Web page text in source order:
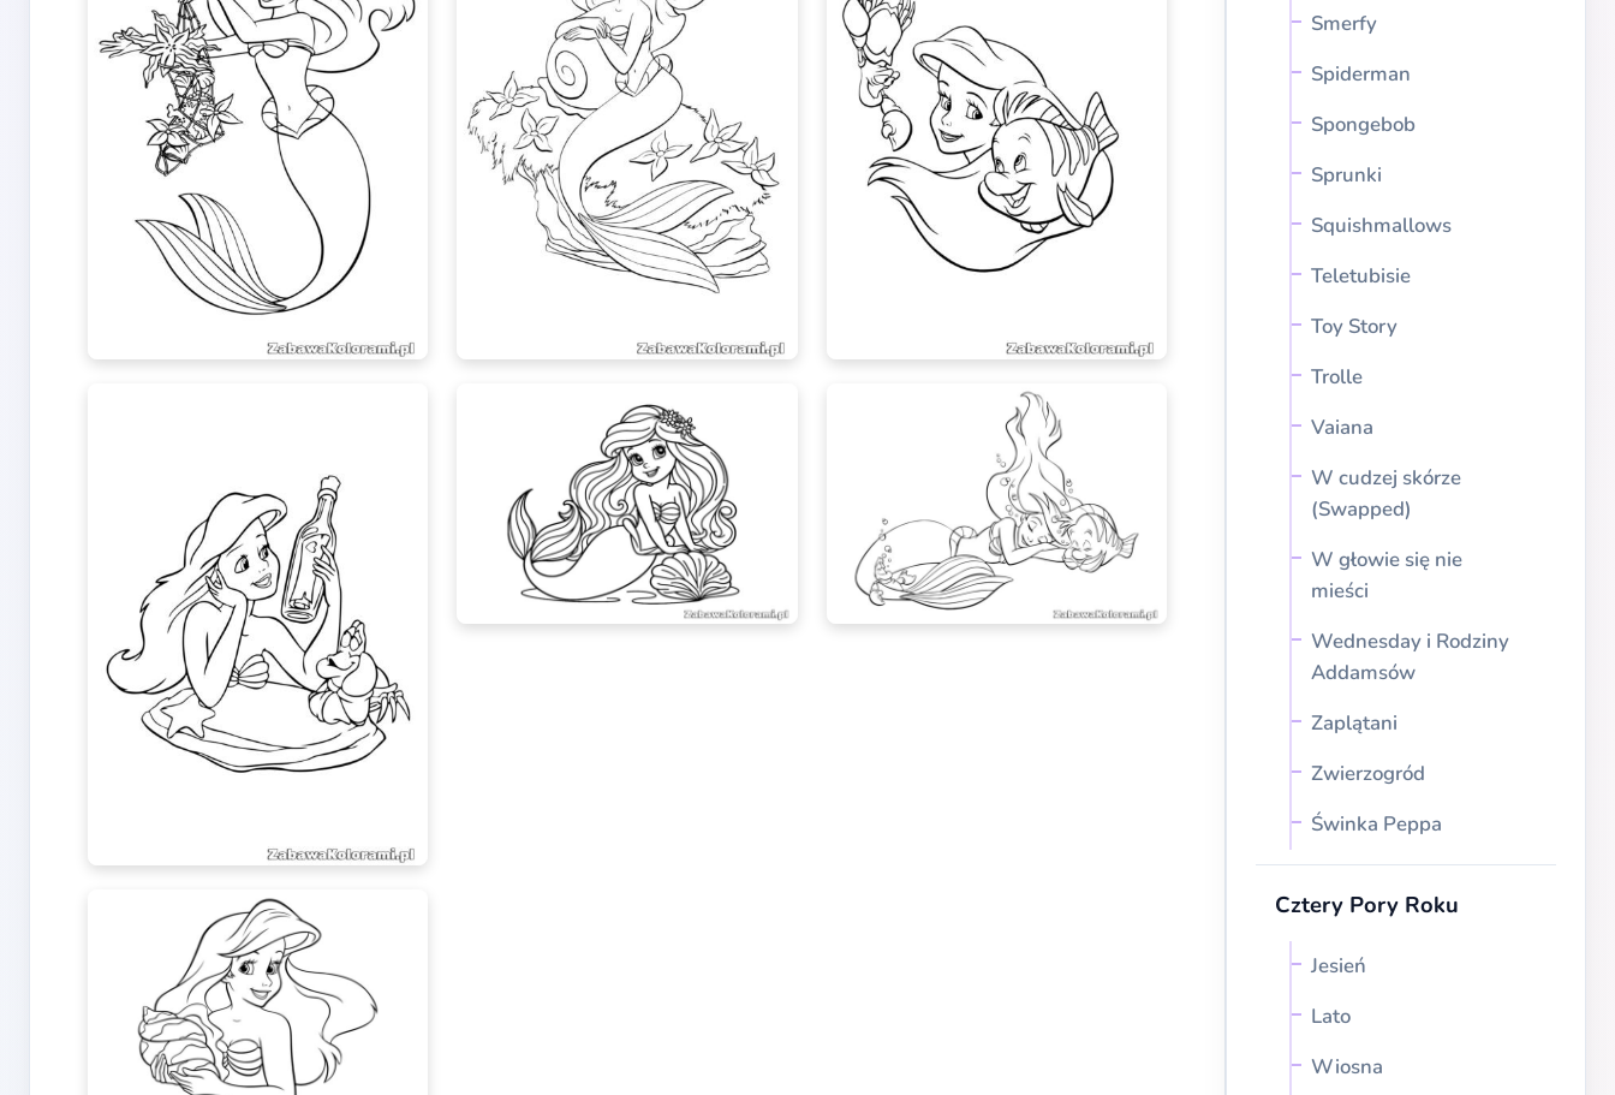
Smerfy
Spiderman
Spongebob
Sprunki
Squishmallows
Teletubisie
Toy Story
Trolle
Vaiana
W cudzej skórze
(Swapped)
W głowie się nie
mieści
Wednesday i Rodziny
Addamsów
Zaplątani
Zwierzogród
Świnka Peppa
Cztery Pory Roku
Jesień
Lato
Wiosna